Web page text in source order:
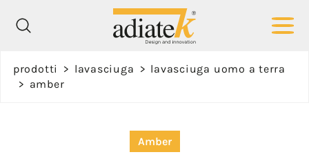
prodotti > lavasciuga > lavasciuga uomo a terra
> amber
Amber
informazioni